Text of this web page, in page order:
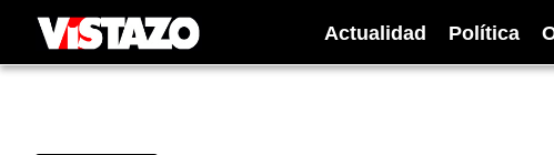
Actualidad Política